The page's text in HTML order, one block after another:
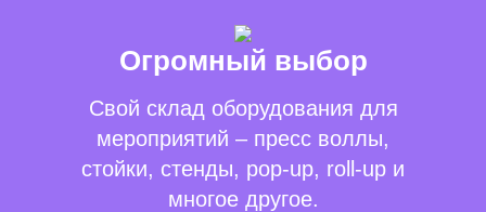
Огромный выбор
Свой склад оборудования для
мероприятий – пресс воллы,
стойки, стенды, pop-up, roll-up и
многое другое.